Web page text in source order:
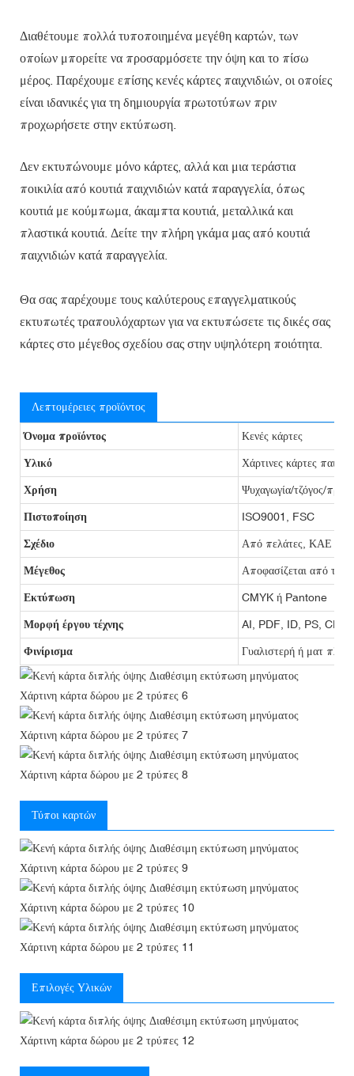
Διαθέτουμε πολλά τυποποιημένα μεγέθη καρτών, των
οποίων μπορείτε να προσαρμόσετε την όψη και το πίσω
μέρος. Παρέχουμε επίσης κενές κάρτες παιχνιδιών, οι οποίες
είναι ιδανικές για τη δημιουργία πρωτοτύπων πριν
προχωρήσετε στην εκτύπωση.
Δεν εκτυπώνουμε μόνο κάρτες, αλλά και μια τεράστια
ποικιλία από κουτιά παιχνιδιών κατά παραγγελία, όπως
κουτιά με κούμπωμα, άκαμπτα κουτιά, μεταλλικά και
πλαστικά κουτιά. Δείτε την πλήρη γκάμα μας από κουτιά
παιχνιδιών κατά παραγγελία.
Θα σας παρέχουμε τους καλύτερους επαγγελματικούς
εκτυπωτές τραπουλόχαρτων για να εκτυπώσετε τις δικές σας
κάρτες στο μέγεθος σχεδίου σας στην υψηλότερη ποιότητα.
Λεπτομέρειες προϊόντος
Όνομα προϊόντος Κενές κάρτες
Υλικό Χάρτινες κάρτες
Χρήση Ψυχαγωγία/τζόγος/
Πιστοποίηση ISO9001, FSC
Σχέδιο Από πελάτες, ΚΑΕ
Μέγεθος Αποφασίζεται από τον
Εκτύπωση CMYK ή Pantone
Μορφή έργου τέχνης AI, PDF, ID, PS, CDR
Φινίρισμα Γυαλιστερή ή ματ
Τύποι καρτών
Επιλογές Υλικών